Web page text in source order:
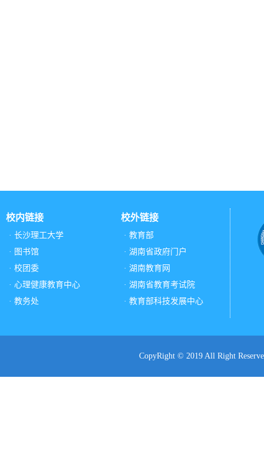
校内链接
· 长沙理工大学
· 图书馆
· 校团委
· 心理健康教育中心
· 教务处
校外链接
· 教育部
· 湖南省政府门户
· 湖南教育网
· 湖南省教育考试院
· 教育部科技发展中心
CopyRight © 2019 All Right